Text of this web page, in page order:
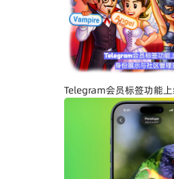
Telegram关闭私聊分享
天隐私与内容保护
Telegram会员标签功能
示与社区管理更高效